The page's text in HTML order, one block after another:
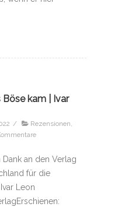
Böse kam | Ivar
/ Rezensionen,
an den Verlag
für die
Leon